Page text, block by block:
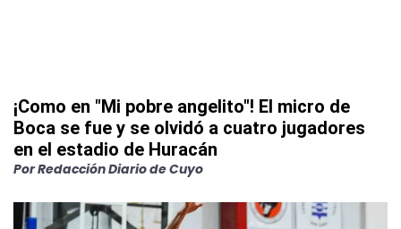
¡Como en "Mi pobre angelito"! El micro de
Boca se fue y se olvidó a cuatro jugadores
en el estadio de Huracán
PorRedacción Diario de Cuyo